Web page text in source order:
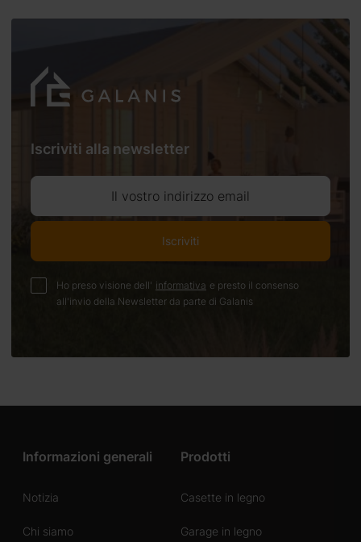
Iscriviti alla newsletter
Il vostro indirizzo email
Iscriviti
Ho preso visione dell' informativa e presto il consenso
all'invio della Newsletter da parte di Galanis
Informazioni generali
Notizia
Chi siamo
Prodotti
Casette in legno
Garage in legno